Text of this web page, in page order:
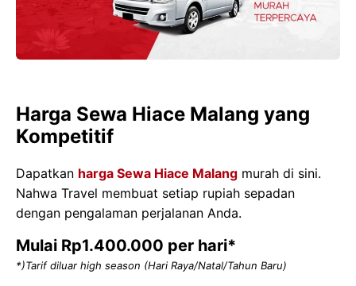
Harga Sewa Hiace Malang yang
Kompetitif
Dapatkan harga Sewa Hiace Malang murah di sini.
Nahwa Travel membuat setiap rupiah sepadan
dengan pengalaman perjalanan Anda.
Mulai Rp1.400.000 per hari*
*)Tarif diluar high season (Hari Raya/Natal/Tahun Baru)